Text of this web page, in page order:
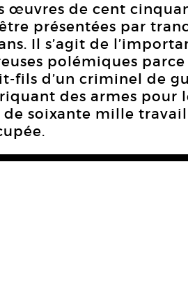
œuvres de cent
présentées par
Il s’agit de
polémiques parce
fils d’un criminel de
des armes pour
soixante mille